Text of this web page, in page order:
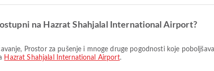
na Hazrat Shahjalal International Airport?
Hazrat Shahjalal International Airport.